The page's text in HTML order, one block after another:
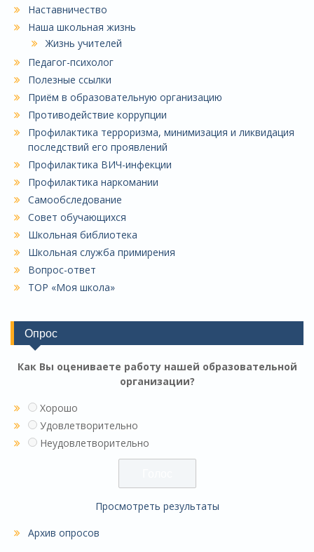
Наставничество
Наша школьная жизнь
Жизнь учителей
Педагог-психолог
Полезные ссылки
Приём в образовательную организацию
Противодействие коррупции
Профилактика терроризма, минимизация и ликвидация
последствий его проявлений
Профилактика ВИЧ-инфекции
Профилактика наркомании
Самообследование
Совет обучающихся
Школьная библиотека
Школьная служба примирения
Вопрос-ответ
ТОР «Моя школа»
Опрос
Как Вы оцениваете работу нашей образовательной
организации?
Хорошо
Удовлетворительно
Неудовлетворительно
Просмотреть результаты
Архив опросов